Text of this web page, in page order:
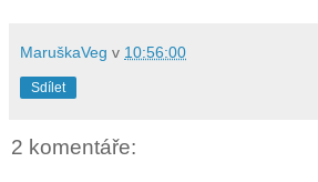
MaruškaVeg v 10:56:00
Sdílet
2 komentáře: